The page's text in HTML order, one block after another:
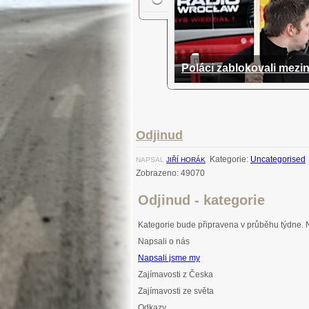
Poláci zablokovali
Dosud největší blokádu
Náchod se dnes opět
Kdeže jsou silnice
Nehoda na Brance
Odjinud
NAPSAL JIŘÍ HORÁK Kategorie: Uncategorised
Zobrazeno: 49070
Odjinud - kategorie
Kategorie bude připravena v průběhu týdne.
Napsali o nás
Napsali jsme my
Zajímavosti z Česka
Zajímavosti ze světa